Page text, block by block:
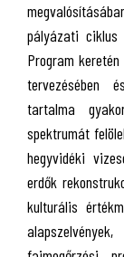
pályázati ciklus
Program
tervezésében
tartalma
spektrumát
hegyvidéki
erdők
kulturális